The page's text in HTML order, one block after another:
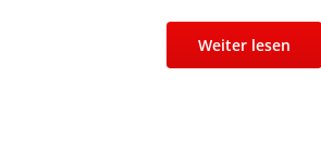
Weiter lesen